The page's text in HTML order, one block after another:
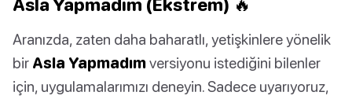
Asla Yapmadım (Ekstrem) 🔥
Aranızda, zaten daha baharatlı, yetişkinlere yönelik
bir Asla Yapmadımversiyonu istediğini bilenler
için, uygulamalarımızı deneyin. Sadece uyarıyoruz,